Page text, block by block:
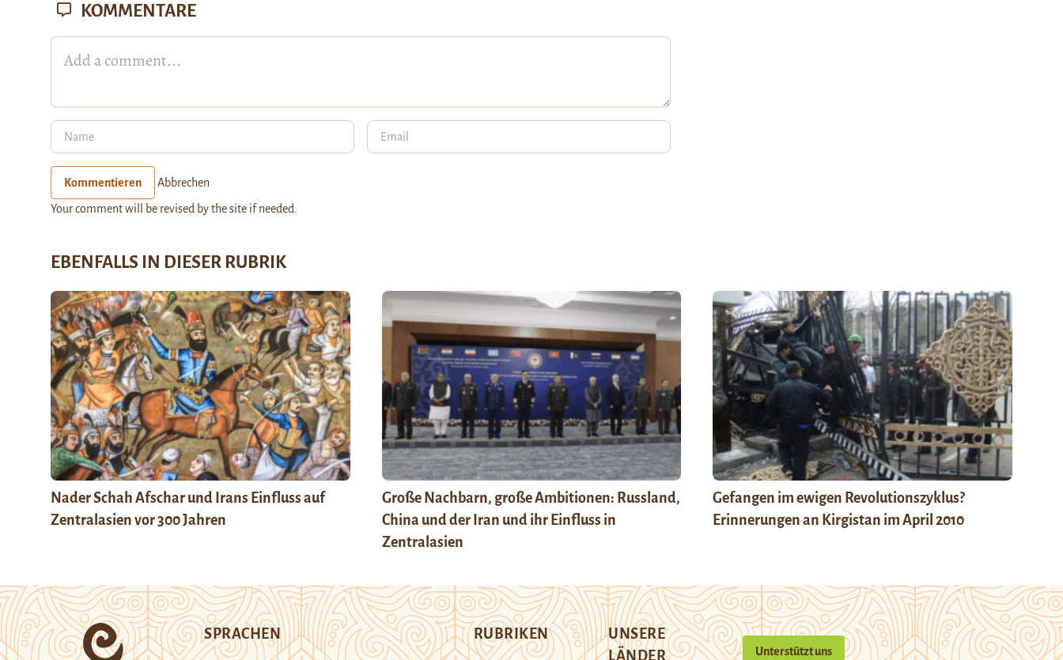
KOMMENTARE
Kommentieren Abbrechen
Your comment will be revised by the site if needed.
EBENFALLS IN DIESER RUBRIK
Nader Schah Afschar und Irans Einfluss auf
Zentralasien vor 300 Jahren
Große Nachbarn, große Ambitionen: Russland,
China und der Iran und ihr Einfluss in
Zentralasien
Gefangen im ewigen Revolutionszyklus?
Erinnerungen an Kirgistan im April 2010
SPRACHEN RUBRIKEN
UNSERE
LÄNDER
Unterstützt uns